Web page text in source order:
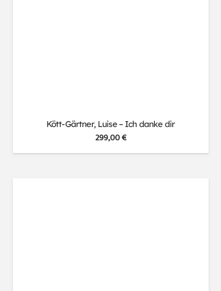
Kött-Gärtner, Luise – Ich danke dir
299,00€